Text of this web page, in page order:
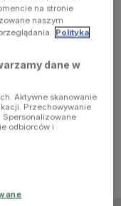
na stronie
naszym
Polityka
dane w
Aktywne skanowanie
Przechowywanie
Spersonalizowane
odbiorców i